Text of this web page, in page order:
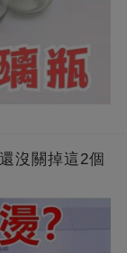
沒關掉這2個